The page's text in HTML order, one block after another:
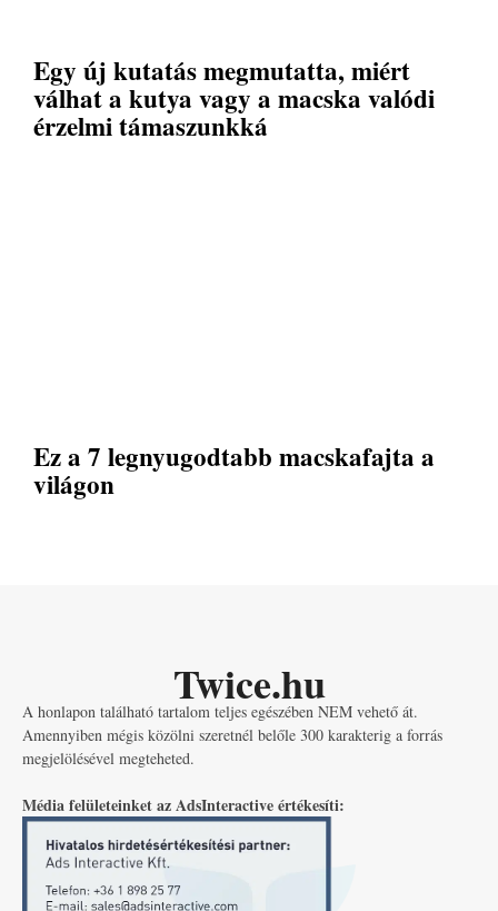
Egy új kutatás megmutatta, miért
válhat a kutya vagy a macska valódi
érzelmi támaszunkká
Ez a 7 legnyugodtabb macskafajta a
világon
Twice.hu
A honlapon található tartalom teljes egészében NEM vehető át.
Amennyiben mégis közölni szeretnél belőle 300 karakterig a forrás
megjelölésével megteheted.
Média felületeinket az AdsInteractive értékesíti: